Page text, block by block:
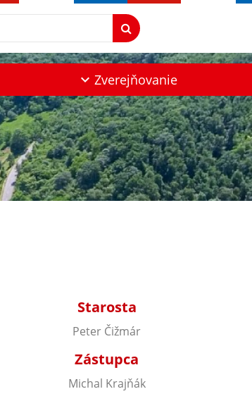
Zverejňovanie
Starosta
Peter Čižmár
Zástupca
Michal Krajňák